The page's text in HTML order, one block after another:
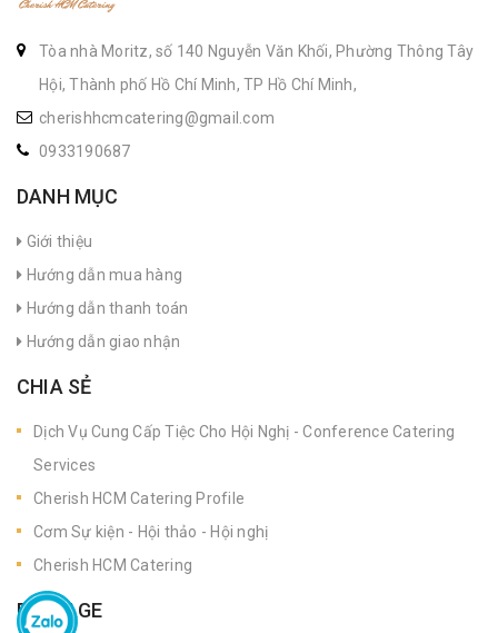
Tòa nhà Moritz, số 140 Nguyễn Văn Khối, Phường Thông Tây
Hội, Thành phố Hồ Chí Minh, TP Hồ Chí Minh,
cherishhcmcatering@gmail.com
0933190687
DANH MỤC
Giới thiệu
Hướng dẫn mua hàng
Hướng dẫn thanh toán
Hướng dẫn giao nhận
CHIA SẺ
Dịch Vụ Cung Cấp Tiệc Cho Hội Nghị - Conference Catering
Services
Cherish HCM Catering Profile
Cơm Sự kiện - Hội thảo - Hội nghị
Cherish HCM Catering
FANPAGE